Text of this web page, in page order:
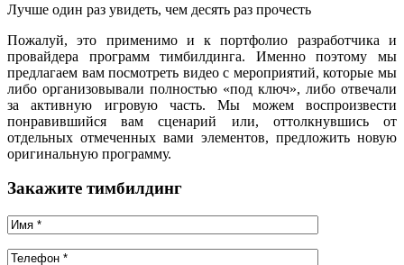
Лучше один раз увидеть, чем десять раз прочесть
Пожалуй, это применимо и к портфолио разработчика и
провайдера программ тимбилдинга. Именно поэтому мы
предлагаем вам посмотреть видео с мероприятий, которые мы
либо организовывали полностью «под ключ», либо отвечали
за активную игровую часть. Мы можем воспроизвести
понравившийся вам сценарий или, оттолкнувшись от
отдельных отмеченных вами элементов, предложить новую
оригинальную программу.
Закажите тимбилдинг